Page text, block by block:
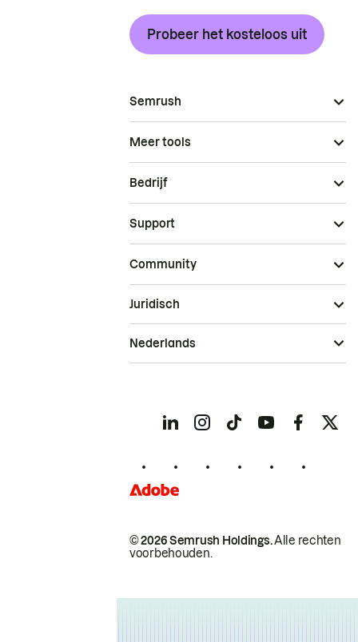
Probeer het kosteloos uit
Semrush
Meer tools
Bedrijf
Support
Community
© 2026 Semrush Holdings.Alle rechten
voorbehouden.
Juridisch
Nederlands